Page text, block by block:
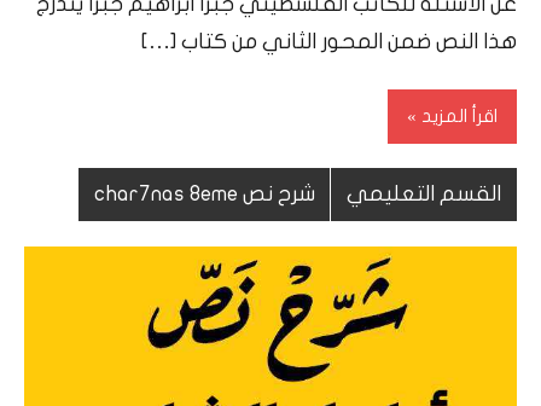
هذا النص ضمن المحور الثاني من كتاب […]
اقرأ المزيد
القسم التعليمي شرح نص char7nas 8eme